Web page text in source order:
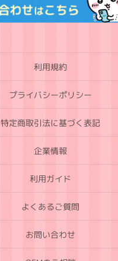
利用規約
プライバシーポリシー
特定商取引法に基づく表記
企業情報
利用ガイド
よくあるご質問
お問い合わせ